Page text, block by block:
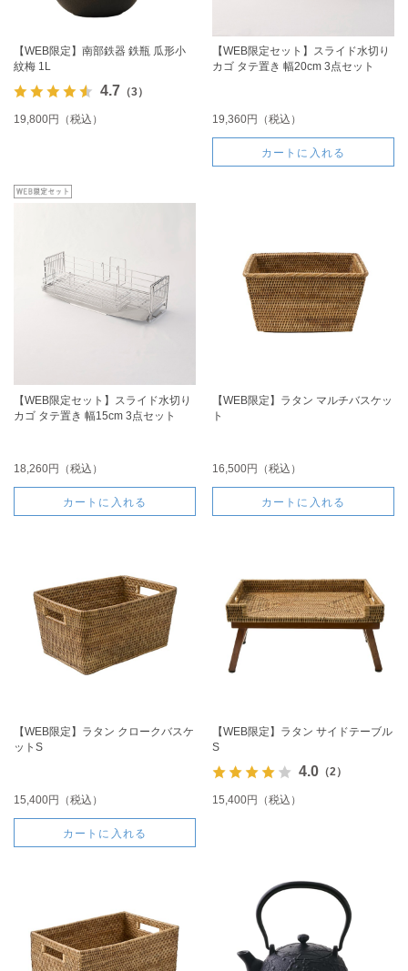
【WEB限定】南部鉄器 鉄瓶 瓜形小
紋梅 1L
4.7 （3）
19,800円（税込）
【WEB限定セット】スライド水切り
カゴ タテ置き 幅20cm 3点セット
19,360円（税込）
カートに入れる
【WEB限定セット】スライド水切り
カゴ タテ置き 幅15cm 3点セット
18,260円（税込）
カートに入れる
【WEB限定】ラタン マルチバスケッ
ト
16,500円（税込）
カートに入れる
【WEB限定】ラタン クロークバスケ
ットS
15,400円（税込）
カートに入れる
【WEB限定】ラタン サイドテーブル
S
4.0（2）
15,400円（税込）